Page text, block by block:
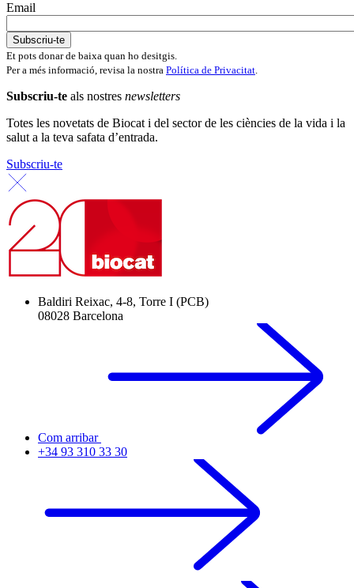
Email
Et pots donar de baixa quan ho desitgis.
Per a més informació, revisa la nostra Política de Privacitat
Subscriu-te als nostres newsletters
Totes les novetats de Biocat i del sector de les ciències de la vida i la
salut a la teva safata d’entrada.
Subscriu-te
Baldiri Reixac, 4-8, Torre I (PCB)
08028 Barcelona
Com arribar
+34 93 310 33 30